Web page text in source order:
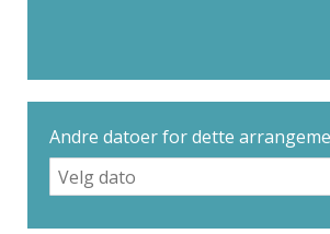
Andre datoer for dette